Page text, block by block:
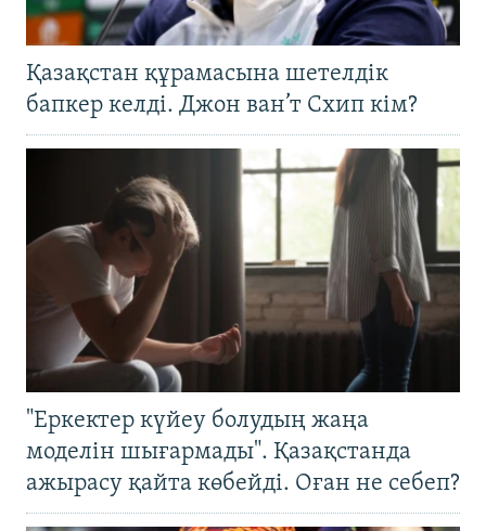
Қазақстан құрамасына шетелдік
бапкер келді. Джон ван’т Схип кім?
"Еркектер күйеу болудың жаңа
моделін шығармады". Қазақстанда
ажырасу қайта көбейді. Оған не себеп?